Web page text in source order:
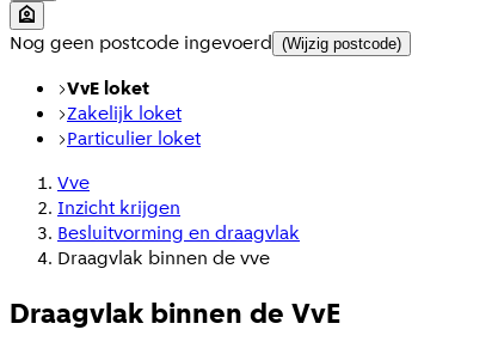
Nog geen postcode ingevoerd (Wijzig postcode)
VvE loket
Zakelijk loket
Particulier loket
Vve
Inzicht krijgen
Besluitvorming en draagvlak
Draagvlak binnen de vve
Draagvlak binnen de VvE